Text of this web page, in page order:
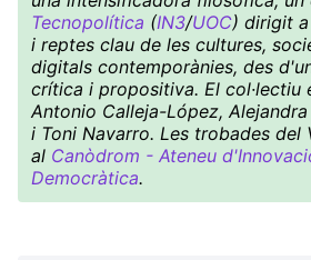
Tecnopolítica (IN3/UOC) dirigit
i reptes clau de les cultures,
digitals contemporànies, des
crítica i propositiva. El col·lectiu
Antonio Calleja-López,
i Toni Navarro. Les trobades del
al Canòdrom - Ateneu
Democràtica.